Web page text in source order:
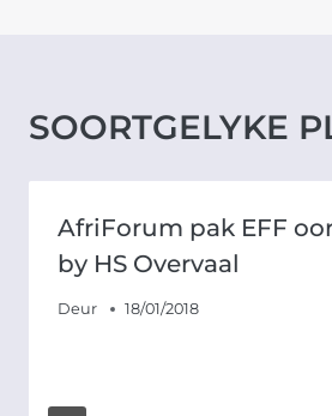
SOORTGELYKE
AfriForum pak EFF
by HS Overvaal
Deur 18/01/2018